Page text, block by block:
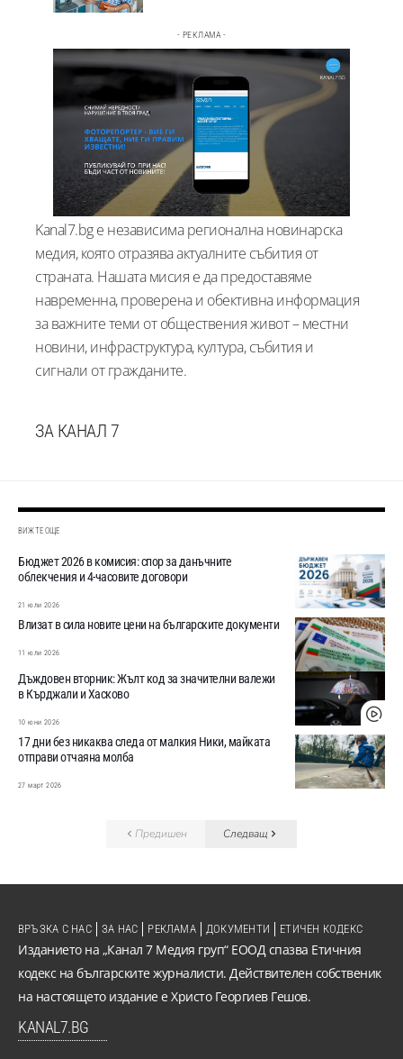
- РЕКЛАМА -
Kanal7.bg е независима регионална новинарска
медия, която отразява актуалните събития от
страната. Нашата мисия е да предоставяме
навременна, проверена и обективна информация
за важните теми от обществения живот – местни
новини, инфраструктура, култура, събития и
сигнали от гражданите.
ЗА КАНАЛ 7
ВИЖТЕ ОЩЕ
Бюджет 2026 в комисия: спор за данъчните
облекчения и 4-часовите договори
21 юли 2026
Влизат в сила новите цени на българските документи
11 юли 2026
Дъждовен вторник: Жълт код за значителни валежи
в Кърджали и Хасково
10 юни 2026
17 дни без никаква следа от малкия Ники, майката
отправи отчаяна молба
27 март 2026
Предишен Следващ
Изданието на „Канал 7 Медия груп“ ЕООД спазва Етичния
кодекс на българските журналисти. Действителен собственик
на настоящето издание е Христо Георгиев Гешов.
KANAL7.BG
ВРЪЗКА С НАС ЗА НАС РЕКЛАМА ДОКУМЕНТИ ЕТИЧЕН КОДЕКС